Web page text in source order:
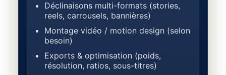
Déclinaisons multi-formats (stories,
reels, carrousels, bannières)
Montage vidéo / motion design (selon
besoin)
Exports & optimisation (poids,
résolution, ratios, sous-titres)